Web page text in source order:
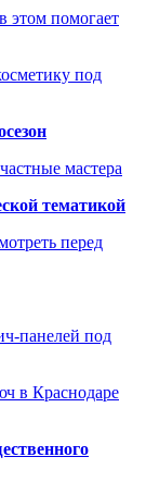
этом помогает
под
мастера
тематикой
перед
панелей под
в Краснодаре